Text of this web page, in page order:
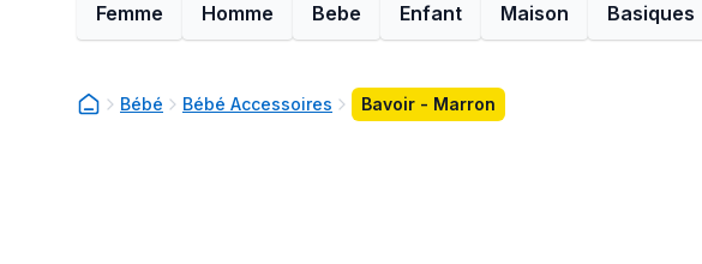
Femme Homme Bebe Enfant Maison Basiques
Bébé Bébé Accessoires Bavoir - Marron